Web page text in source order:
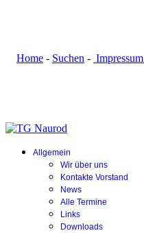
Home - Suchen - Impressum
Allgemein
Wir über uns
Kontakte Vorstand
News
Alle Termine
Links
Downloads